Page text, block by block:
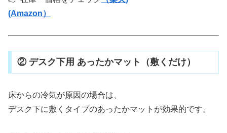
(Amazon）
② デスク下用 あったかマット（敷くだけ）
床からの冷気が原因の場合は、
デスク下に敷くタイプのあったかマットが効果的です。